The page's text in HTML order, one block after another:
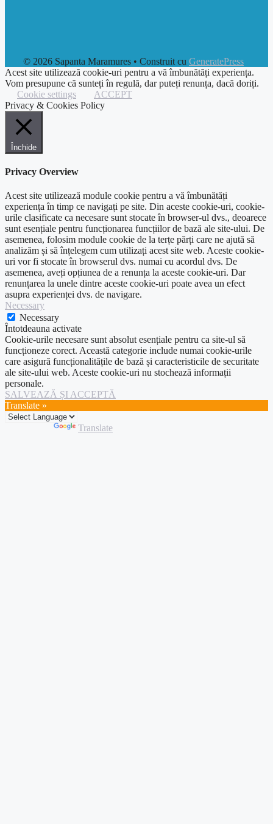
© 2026 Sapanta Maramures • Construit cu GeneratePress
Acest site utilizează cookie-uri pentru a vă îmbunătăți experiența.
Vom presupune că sunteți în regulă, dar puteți renunța, dacă doriți.
Cookie settings
ACCEPT
Privacy & Cookies Policy
Închide
Privacy Overview
Acest site utilizează module cookie pentru a vă îmbunătăți
experiența în timp ce navigați pe site. Din aceste cookie-uri, cookie-
urile clasificate ca necesare sunt stocate în browser-ul dvs., deoarece
sunt esențiale pentru funcționarea funcțiilor de bază ale site-ului. De
asemenea, folosim module cookie de la terțe părți care ne ajută să
analizăm și să înțelegem cum utilizați acest site web. Aceste cookie-
uri vor fi stocate în browserul dvs. numai cu acordul dvs. De
asemenea, aveți opțiunea de a renunța la aceste cookie-uri. Dar
renunțarea la unele dintre aceste cookie-uri poate avea un efect
asupra experienței dvs. de navigare.
Necessary
Necessary
Întotdeauna activate
Cookie-urile necesare sunt absolut esențiale pentru ca site-ul să
funcționeze corect. Această categorie include numai cookie-urile
care asigură funcționalitățile de bază și caracteristicile de securitate
ale site-ului web. Aceste cookie-uri nu stochează informații
personale.
SALVEAZĂ ȘI ACCEPTĂ
Translate »
Translate